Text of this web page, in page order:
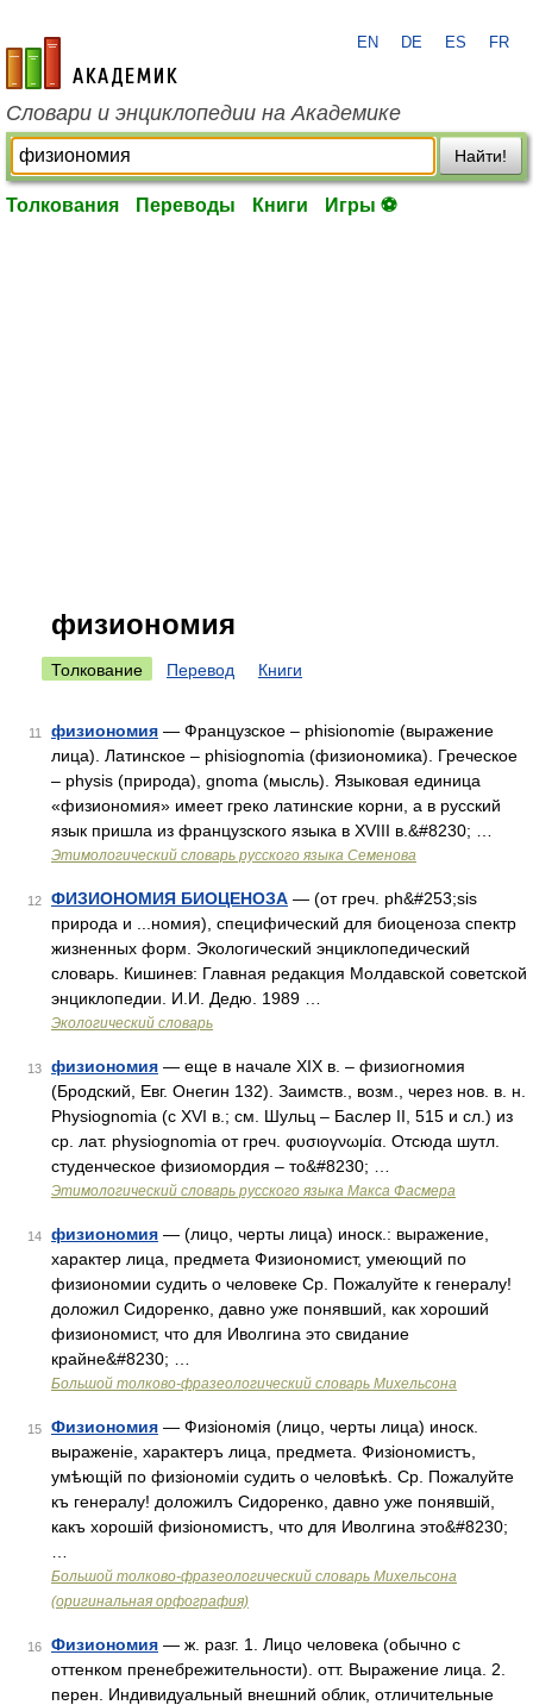
academic.ru
EN DE ES FR
Словари и энциклопедии на Академике
Найти!
Толкования Переводы Книги Игры ⚽
физиономия
Толкование Перевод Книги
11 физиономия — Французское – phisionomie (выражение
лица). Латинское – phisiognomia (физиономика). Греческое
– physis (природа), gnoma (мысль). Языковая единица
«физиономия» имеет греко латинские корни, а в русский
язык пришла из французского языка в XVIII в.&#8230; …
Этимологический словарь русского языка Семенова
12 ФИЗИОНОМИЯ БИОЦЕНОЗА — (от греч. ph&#253;sis
природа и ...номия), специфический для биоценоза спектр
жизненных форм. Экологический энциклопедический
словарь. Кишинев: Главная редакция Молдавской советской
энциклопедии. И.И. Дедю. 1989 …
Экологический словарь
13 физиономия — еще в начале ХIХ в. – физиогномия
(Бродский, Евг. Онегин 132). Заимств., возм., через нов. в. н.
Physiognomia (с ХVI в.; см. Шульц – Баслер II, 515 и сл.) из
ср. лат. physiognomia от греч. φυσιογνωμία. Отсюда шутл.
студенческое физиомордия – то&#8230; …
Этимологический словарь русского языка Макса Фасмера
14 физиономия — (лицо, черты лица) иноск.: выражение,
характер лица, предмета Физиономист, умеющий по
физиономии судить о человеке Ср. Пожалуйте к генералу!
доложил Сидоренко, давно уже понявший, как хороший
физиономист, что для Иволгина это свидание
крайне&#8230; …
Большой толково-фразеологический словарь Михельсона
15 Физиономия — Физіономія (лицо, черты лица) иноск.
выраженіе, характеръ лица, предмета. Физіономистъ,
умѣющій по физіономіи судить о человѣкѣ. Ср. Пожалуйте
къ генералу! доложилъ Сидоренко, давно уже понявшій,
какъ хорошій физіономистъ, что для Иволгина это&#8230;
Большой толково-фразеологический словарь Михельсона
(оригинальная орфография)
16 Физиономия — ж. разг. 1. Лицо человека (обычно с
оттенком пренебрежительности). отт. Выражение лица. 2.
перен. Индивидуальный внешний облик, отличительные